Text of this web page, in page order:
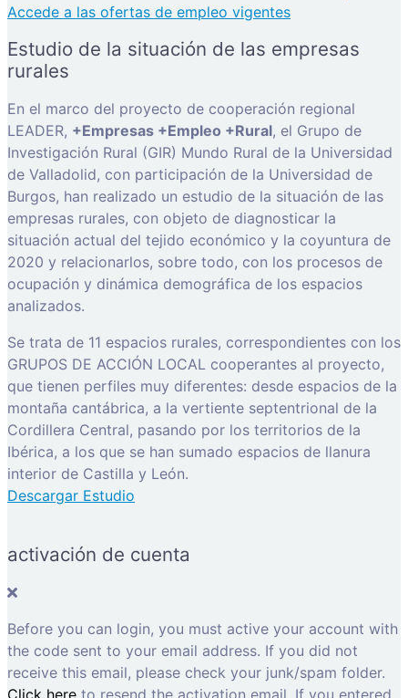
Accede a las ofertas de empleo vigentes
Estudio de la situación de las empresas
rurales
En el marco del proyecto de cooperación regional
LEADER, +Empresas +Empleo +Rural, el Grupo de
Investigación Rural (GIR) Mundo Rural de la Universidad
de Valladolid, con participación de la Universidad de
Burgos, han realizado un estudio de la situación de las
empresas rurales, con objeto de diagnosticar la
situación actual del tejido económico y la coyuntura de
2020 y relacionarlos, sobre todo, con los procesos de
ocupación y dinámica demográfica de los espacios
analizados.
Se trata de 11 espacios rurales, correspondientes con los
GRUPOS DE ACCIÓN LOCAL cooperantes al proyecto,
que tienen perfiles muy diferentes: desde espacios de la
montaña cantábrica, a la vertiente septentrional de la
Cordillera Central, pasando por los territorios de la
Ibérica, a los que se han sumado espacios de llanura
interior de Castilla y León.
Descargar Estudio
activación de cuenta
Before you can login, you must active your account with
the code sent to your email address. If you did not
receive this email, please check your junk/spam folder.
Click here to resend the activation email. If you entered